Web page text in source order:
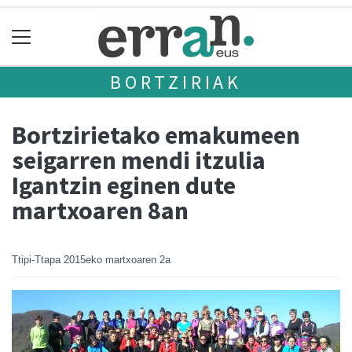
BORTZIRIAK
Bortzirietako emakumeen
seigarren mendi itzulia
Igantzin eginen dute
martxoaren 8an
Ttipi-Ttapa 2015eko martxoaren 2a